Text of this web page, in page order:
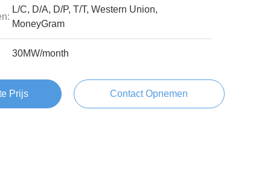
L/C, D/A, D/P, T/T, Western Union,
MoneyGram
30MW/month
Prijs Contact Opnemen